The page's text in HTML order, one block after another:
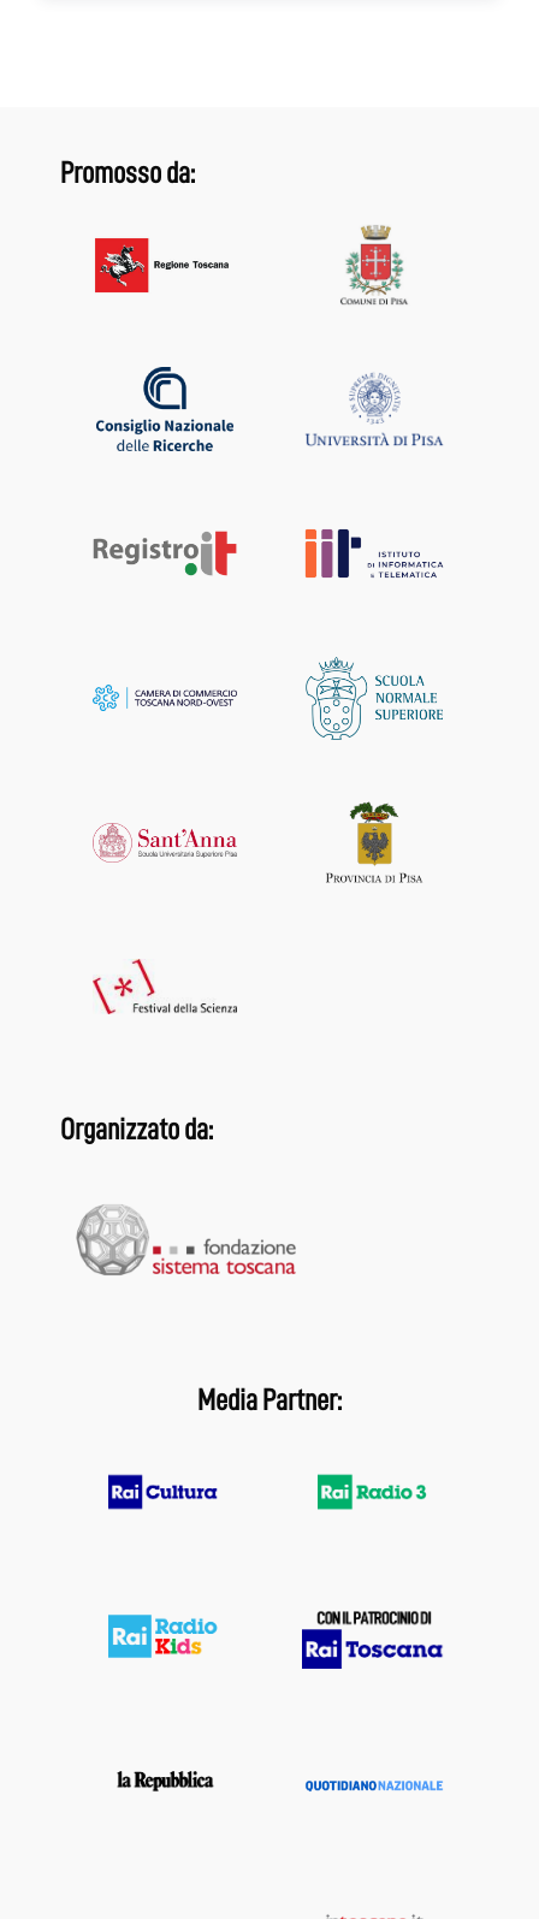
Promosso da:
Organizzato da:
Media Partner: